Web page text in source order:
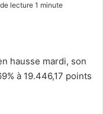
lecture 1 minute
hausse mardi, son
à 19.446,17 points